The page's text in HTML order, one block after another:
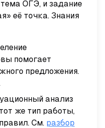
ОГЭ, и задание
её точка. Знания
помогает
предложения.
анализ
же тип работы,
См. разбор